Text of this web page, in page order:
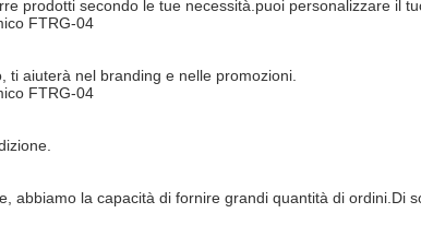
prodotti secondo le tue necessità.puoi personalizzare il
FTRG-04
aiuterà nel branding e nelle promozioni.
FTRG-04
abbiamo la capacità di fornire grandi quantità di ordini.Di